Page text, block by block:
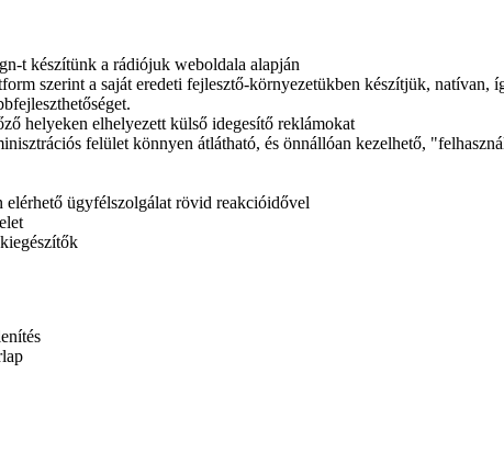
t készítünk a rádiójuk weboldala alapján
szerint a saját eredeti fejlesztő-környezetükben készítjük, natívan,
helyeken elhelyezett külső idegesítő reklámokat
felület könnyen átlátható, és önnállóan kezelhető,
elérhető ügyfélszolgálat rövid reakcióidővel